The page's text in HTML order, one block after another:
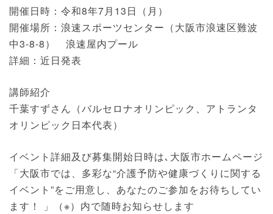
開催日時：令和8年7月13日（月）
開催場所：浪速スポーツセンター（大阪市浪速区難波
中3-8-8） 浪速屋内プール
詳細：近日発表
講師紹介
千葉すずさん（バルセロナオリンピック、アトランタ
オリンピック日本代表）
イベント詳細及び募集開始日時は､大阪市ホームページ
「大阪市では、多彩な“介護予防や健康づくりに関する
イベント”をご用意し、あなたのご参加をお待ちしてい
ます！ 」（※）内で随時お知らせします